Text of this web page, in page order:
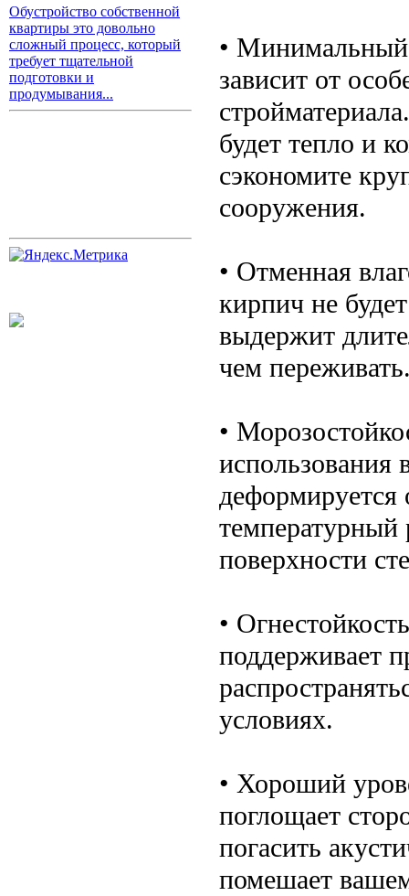
Обустройство собственной
квартиры это довольно
сложный процесс, который
требует тщательной
подготовки и
продумывания...
• Минимальный
зависит от
будет тепло и
сэкономите
сооружения.
• Отменная
кирпич не
выдержит
чем
•
использования
деформируется
температурный
поверхности
•
поддерживает
условиях.
• Хороший
поглощает
погасить
помешает